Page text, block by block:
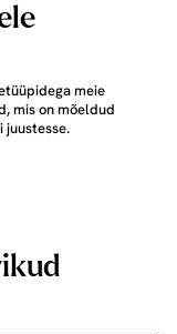
meie
mis on mõeldud
juustesse.